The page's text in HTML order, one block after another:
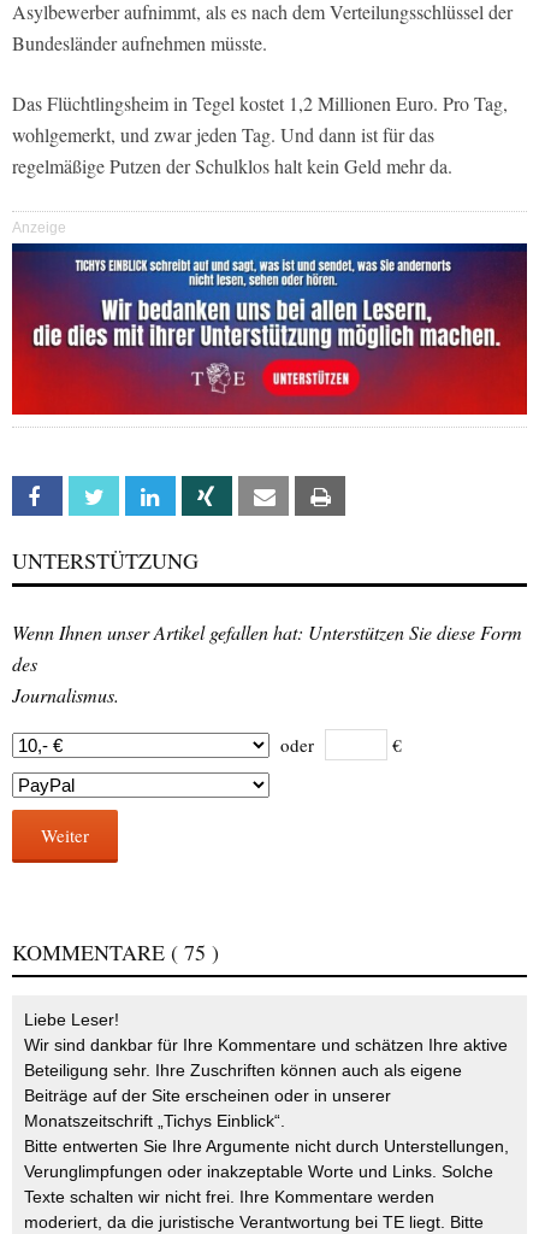
Asylbewerber aufnimmt, als es nach dem Verteilungsschlüssel der
Bundesländer aufnehmen müsste.
Das Flüchtlingsheim in Tegel kostet 1,2 Millionen Euro. Pro Tag,
wohlgemerkt, und zwar jeden Tag. Und dann ist für das
regelmäßige Putzen der Schulklos halt kein Geld mehr da.
Anzeige
Facebook Twitter Linkedin Xing Email
UNTERSTÜTZUNG
Wenn Ihnen unser Artikel gefallen hat: Unterstützen Sie diese Form
des
Journalismus.
oder €
Weiter
KOMMENTARE ( 75 )
Liebe Leser!
Wir sind dankbar für Ihre Kommentare und schätzen Ihre aktive
Beteiligung sehr. Ihre Zuschriften können auch als eigene
Beiträge auf der Site erscheinen oder in unserer
Monatszeitschrift „Tichys Einblick“.
Bitte entwerten Sie Ihre Argumente nicht durch Unterstellungen,
Verunglimpfungen oder inakzeptable Worte und Links. Solche
Texte schalten wir nicht frei. Ihre Kommentare werden
moderiert, da die juristische Verantwortung bei TE liegt. Bitte